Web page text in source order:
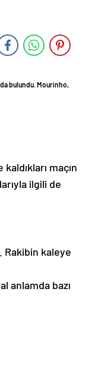
bulundu. Mourinho,
maçın
ilgili de
Rakibin kaleye
anlamda bazı